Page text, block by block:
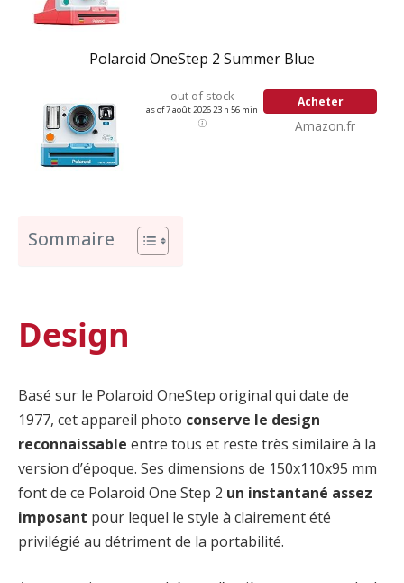
Polaroid OneStep 2 Summer Blue
out of stock
as of 7 août 2026 23 h 56 min
Acheter
Amazon.fr
Sommaire
Design
Basé sur le Polaroid OneStep original qui date de
1977, cet appareil photo conserve le design
reconnaissable entre tous et reste très similaire à la
version d’époque. Ses dimensions de 150x110x95 mm
font de ce Polaroid One Step 2 un instantané assez
imposant pour lequel le style à clairement été
privilégié au détriment de la portabilité.